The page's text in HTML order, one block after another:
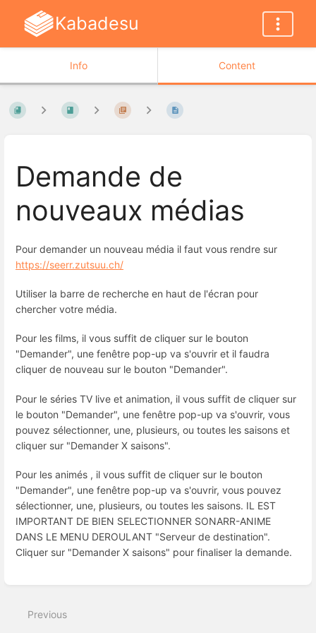
Kabadesu
Info Content
Demande de
nouveaux médias
Pour demander un nouveau média il faut vous rendre sur
https://seerr.zutsuu.ch/
Utiliser la barre de recherche en haut de l'écran pour
chercher votre média.
Pour les films, il vous suffit de cliquer sur le bouton
"Demander", une fenêtre pop-up va s'ouvrir et il faudra
cliquer de nouveau sur le bouton "Demander".
Pour le séries TV live et animation, il vous suffit de cliquer sur
le bouton "Demander", une fenêtre pop-up va s'ouvrir, vous
pouvez sélectionner, une, plusieurs, ou toutes les saisons et
cliquer sur "Demander X saisons".
Pour les animés , il vous suffit de cliquer sur le bouton
"Demander", une fenêtre pop-up va s'ouvrir, vous pouvez
sélectionner, une, plusieurs, ou toutes les saisons. IL EST
IMPORTANT DE BIEN SELECTIONNER SONARR-ANIME
DANS LE MENU DEROULANT "Serveur de destination".
Cliquer sur "Demander X saisons" pour finaliser la demande.
mode
Previous